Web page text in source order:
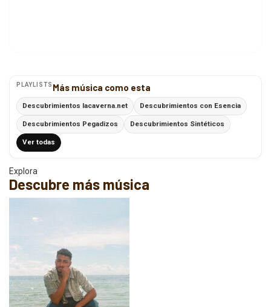
PLAYLISTS Más música como esta
Descubrimientos lacaverna.net Descubrimientos con Esencia
Descubrimientos Pegadizos Descubrimientos Sintéticos
Ver todas
Explora
Descubre más música